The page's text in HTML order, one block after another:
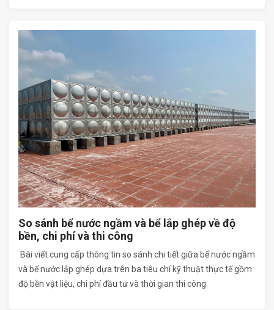
So sánh bể nước ngầm và bể lắp ghép về độ
bền, chi phí và thi công
Bài viết cung cấp thông tin so sánh chi tiết giữa bể nước ngầm
và bể nước lắp ghép dựa trên ba tiêu chí kỹ thuật thực tế gồm
độ bền vật liệu, chi phí đầu tư và thời gian thi công.